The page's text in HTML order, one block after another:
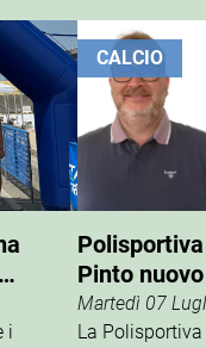
i
CALCIO
Pinto
Martedì 07
La